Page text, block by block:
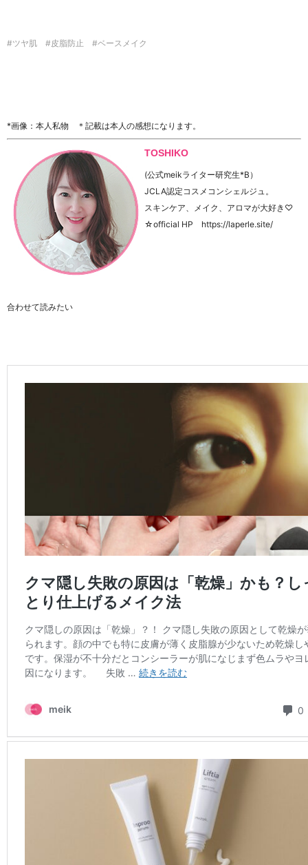
#ツヤ肌 #皮脂防止 #ベースメイク
*画像：本人私物 ＊記載は本人の感想になります。
TOSHIKO
(公式meikライター研究生*B）
JCLA認定コスメコンシェルジュ。
スキンケア、メイク、アロマが大好き♡
☆official HP https://laperle.site/
合わせて読みたい